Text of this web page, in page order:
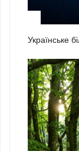
Українське